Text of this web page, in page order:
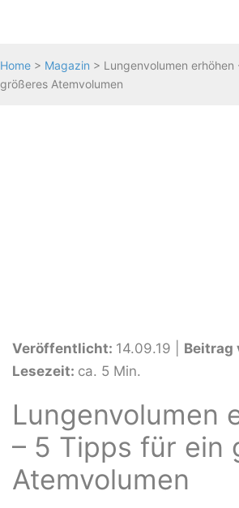
Home > Magazin > Lungenvolumen
größeres Atemvolumen
Veröffentlicht: 14.09.19 Beitrag
Lesezeit: ca. 5 Min.
Lungenvolumen
– 5 Tipps für ein
Atemvolumen